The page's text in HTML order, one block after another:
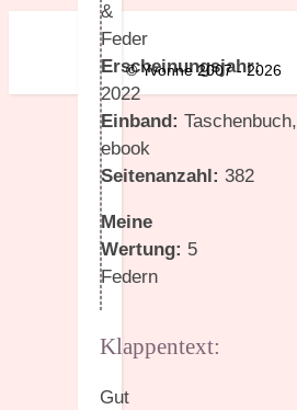
&
Feder
Erscheinungsjahr:
2022
Einband: Taschenbuch,
ebook
Seitenanzahl: 382
Meine
Wertung: 5
Federn
Klappentext:
Gut
© Yvonne 2007 - 2026